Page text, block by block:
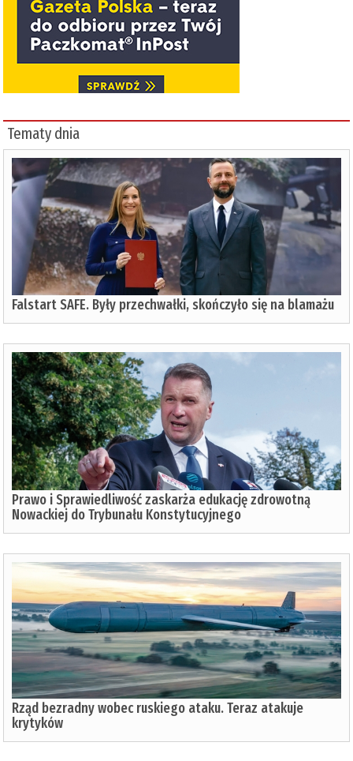
Tematy dnia
Falstart SAFE. Były przechwałki, skończyło się na blamażu
Prawo i Sprawiedliwość zaskarża edukację zdrowotną
Nowackiej do Trybunału Konstytucyjnego
Rząd bezradny wobec ruskiego ataku. Teraz atakuje
krytyków